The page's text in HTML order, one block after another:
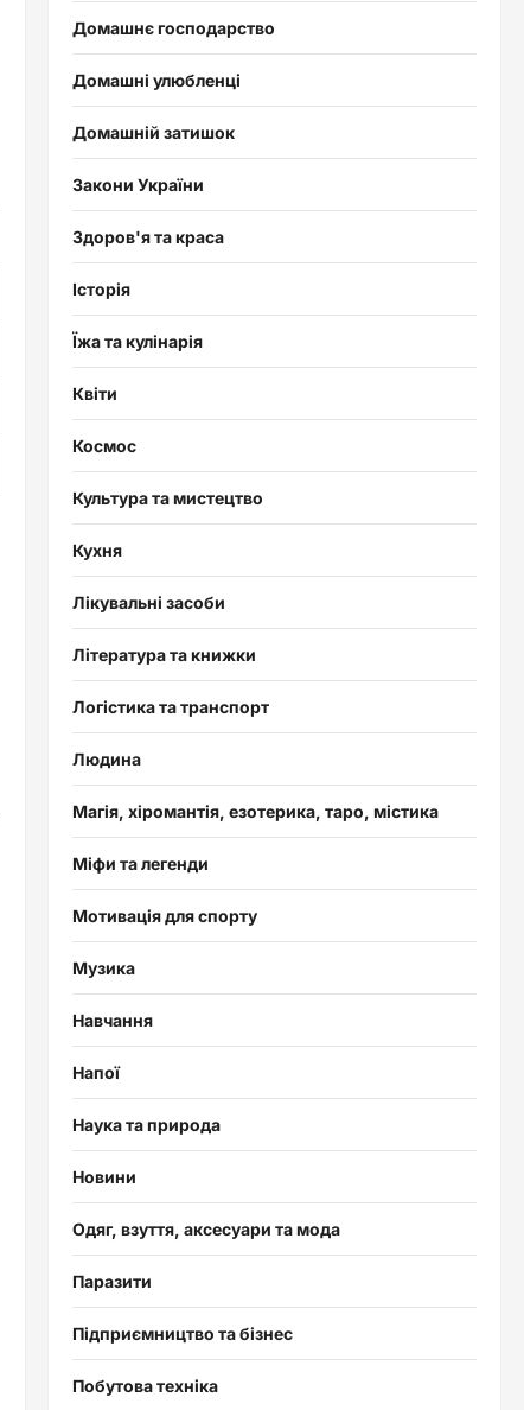
Домашнє господарство
Домашні улюбленці
Домашній затишок
Закони України
Здоров'я та краса
Історія
Їжа та кулінарія
Квіти
Космос
Культура та мистецтво
Кухня
Лікувальні засоби
Література та книжки
Логістика та транспорт
Людина
Магія, хіромантія, езотерика, таро, містика
Міфи та легенди
Мотивація для спорту
Музика
Навчання
Напої
Наука та природа
Новини
Одяг, взуття, аксесуари та мода
Паразити
Підприємництво та бізнес
Побутова техніка